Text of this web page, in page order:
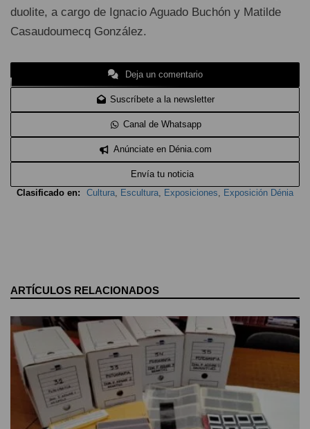
duolite, a cargo de Ignacio Aguado Buchón y Matilde
Casaudoumecq González.
Deja un comentario
Suscríbete a la newsletter
Canal de Whatsapp
Anúnciate en Dénia.com
Envía tu noticia
Clasificado en:
Cultura, Escultura, Exposiciones, Exposición Dénia
ARTÍCULOS RELACIONADOS